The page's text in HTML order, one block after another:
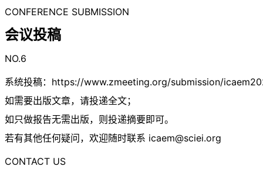
CONFERENCE SUBMISSION
会议投稿
NO.6
系统投稿：https://www.zmeeting.org/submission/
如需要出版文章，请投递全文；
如只做报告无需出版，则投递摘要即可。
若有其他任何疑问，欢迎随时联系 icaem@sciei.org
CONTACT US